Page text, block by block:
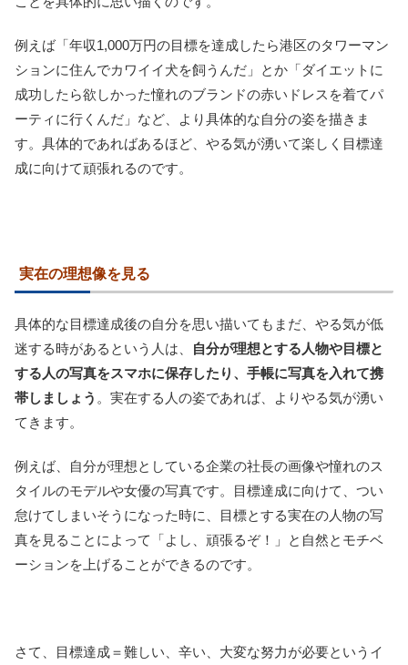
例えば「年収1,000万円の目標を達成したら港区のタワーマン
ションに住んでカワイイ犬を飼うんだ」とか「ダイエットに
成功したら欲しかった憧れのブランドの赤いドレスを着てパ
ーティに行くんだ」など、より具体的な自分の姿を描きま
す。具体的であればあるほど、やる気が湧いて楽しく目標達
成に向けて頑張れるのです。
実在の理想像を見る
具体的な目標達成後の自分を思い描いてもまだ、やる気が低
迷する時があるという人は、
自分が理想とする人物や目標と
する人の写真をスマホに保存したり、手帳に写真を入れて携
帯しましょう 。実在する人の姿であれば、よりやる気が湧い
てきます。
例えば、自分が理想としている企業の社長の画像や憧れのス
タイルのモデルや女優の写真です。目標達成に向けて、つい
怠けてしまいそうになった時に、目標とする実在の人物の写
真を見ることによって「よし、頑張るぞ！」と自然とモチベ
ーションを上げることができるのです。
さて、目標達成＝難しい、辛い、大変な努力が必要というイ